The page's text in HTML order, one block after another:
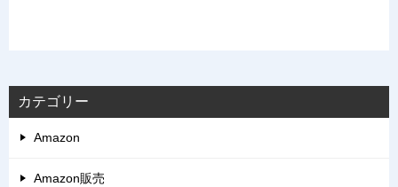
カテゴリー
Amazon
Amazon販売